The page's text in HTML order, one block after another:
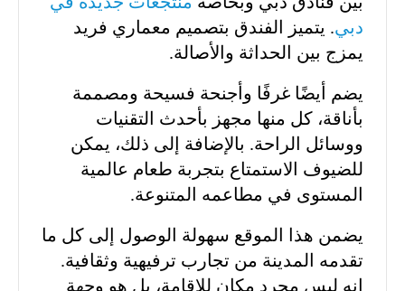
دبي. يتميز الفندق بتصميم معماري فريد
يمزج بين الحداثة والأصالة.
يضم أيضًا غرفًا وأجنحة فسيحة ومصممة
بأناقة، كل منها مجهز بأحدث التقنيات
ووسائل الراحة. بالإضافة إلى ذلك، يمكن
للضيوف الاستمتاع بتجربة طعام عالمية
المستوى في مطاعمه المتنوعة.
يضمن هذا الموقع سهولة الوصول إلى كل ما
تقدمه المدينة من تجارب ترفيهية وثقافية.
إنه ليس مجرد مكان للإقامة، بل هو وجهة